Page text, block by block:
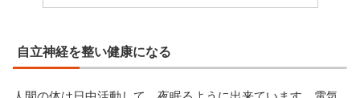
自立神経を整い健康になる